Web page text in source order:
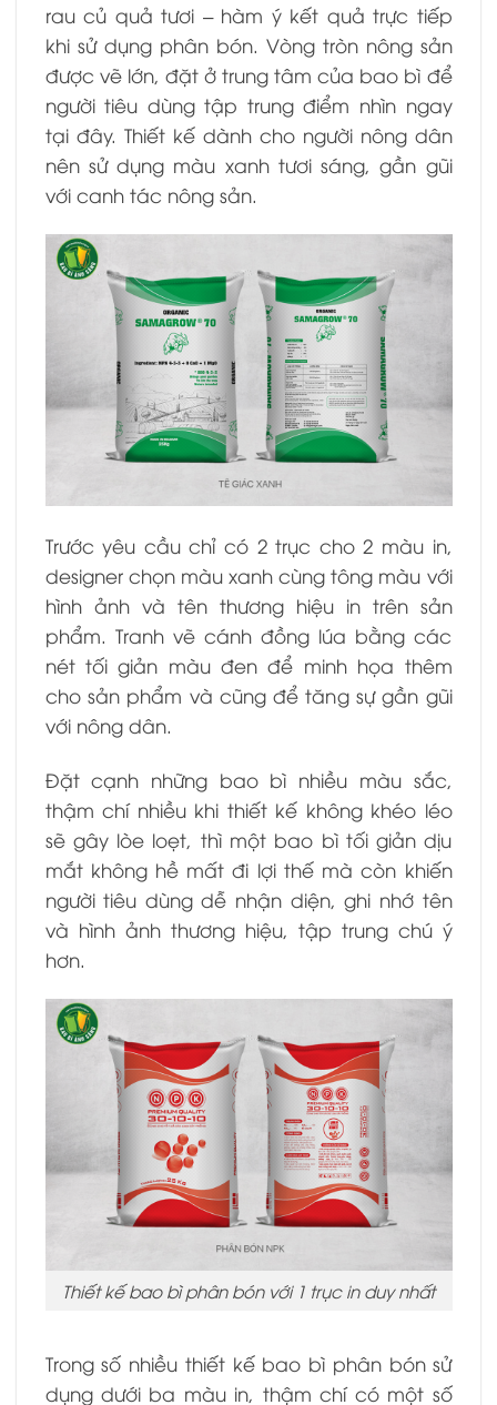
rau củ quả tươi – hàm ý kết quả trực tiếp
khi sử dụng phân bón. Vòng tròn nông sản
được vẽ lớn, đặt ở trung tâm của bao bì để
người tiêu dùng tập trung điểm nhìn ngay
tại đây. Thiết kế dành cho người nông dân
nên sử dụng màu xanh tươi sáng, gần gũi
với canh tác nông sản.
Trước yêu cầu chỉ có 2 trục cho 2 màu in,
designer chọn màu xanh cùng tông màu với
hình ảnh và tên thương hiệu in trên sản
phẩm. Tranh vẽ cánh đồng lúa bằng các
nét tối giản màu đen để minh họa thêm
cho sản phẩm và cũng để tăng sự gần gũi
với nông dân.
Đặt cạnh những bao bì nhiều màu sắc,
thậm chí nhiều khi thiết kế không khéo léo
sẽ gây lòe loẹt, thì một bao bì tối giản dịu
mắt không hề mất đi lợi thế mà còn khiến
người tiêu dùng dễ nhận diện, ghi nhớ tên
và hình ảnh thương hiệu, tập trung chú ý
hơn.
Thiết kế bao bì phân bón với 1 trục in duy nhất
Trong số nhiều thiết kế bao bì phân bón sử
dụng dưới ba màu in, thậm chí có một số